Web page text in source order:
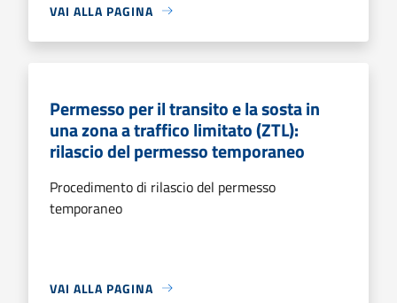
VAI ALLA PAGINA
Permesso per il transito e la sosta in
una zona a traffico limitato (ZTL):
rilascio del permesso temporaneo
Procedimento di rilascio del permesso
temporaneo
VAI ALLA PAGINA